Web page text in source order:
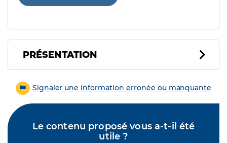
PRÉSENTATION
Signaler une information erronée ou manquante
Le contenu proposé vous a-t-il été
utile ?